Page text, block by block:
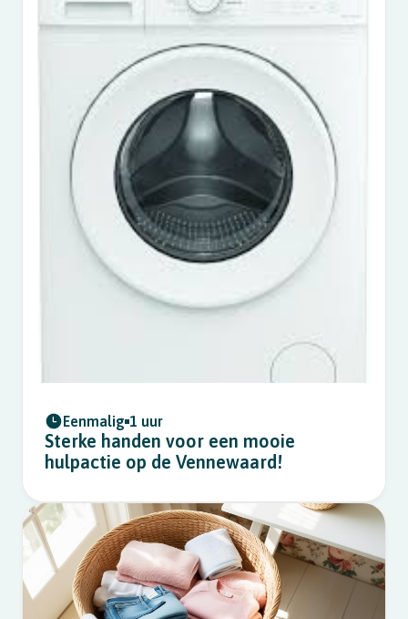
Eenmalig 1 uur
Sterke handen voor een mooie
hulpactie op de Vennewaard!